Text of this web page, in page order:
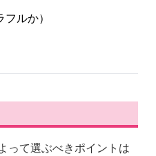
ルか）
って選ぶべきポイントは